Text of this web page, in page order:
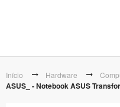
Início Hardware
ASUS_ - Notebook ASUS